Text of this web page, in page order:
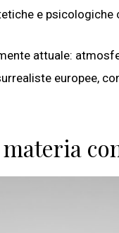
e psicologiche
attuale:
europee,
materia